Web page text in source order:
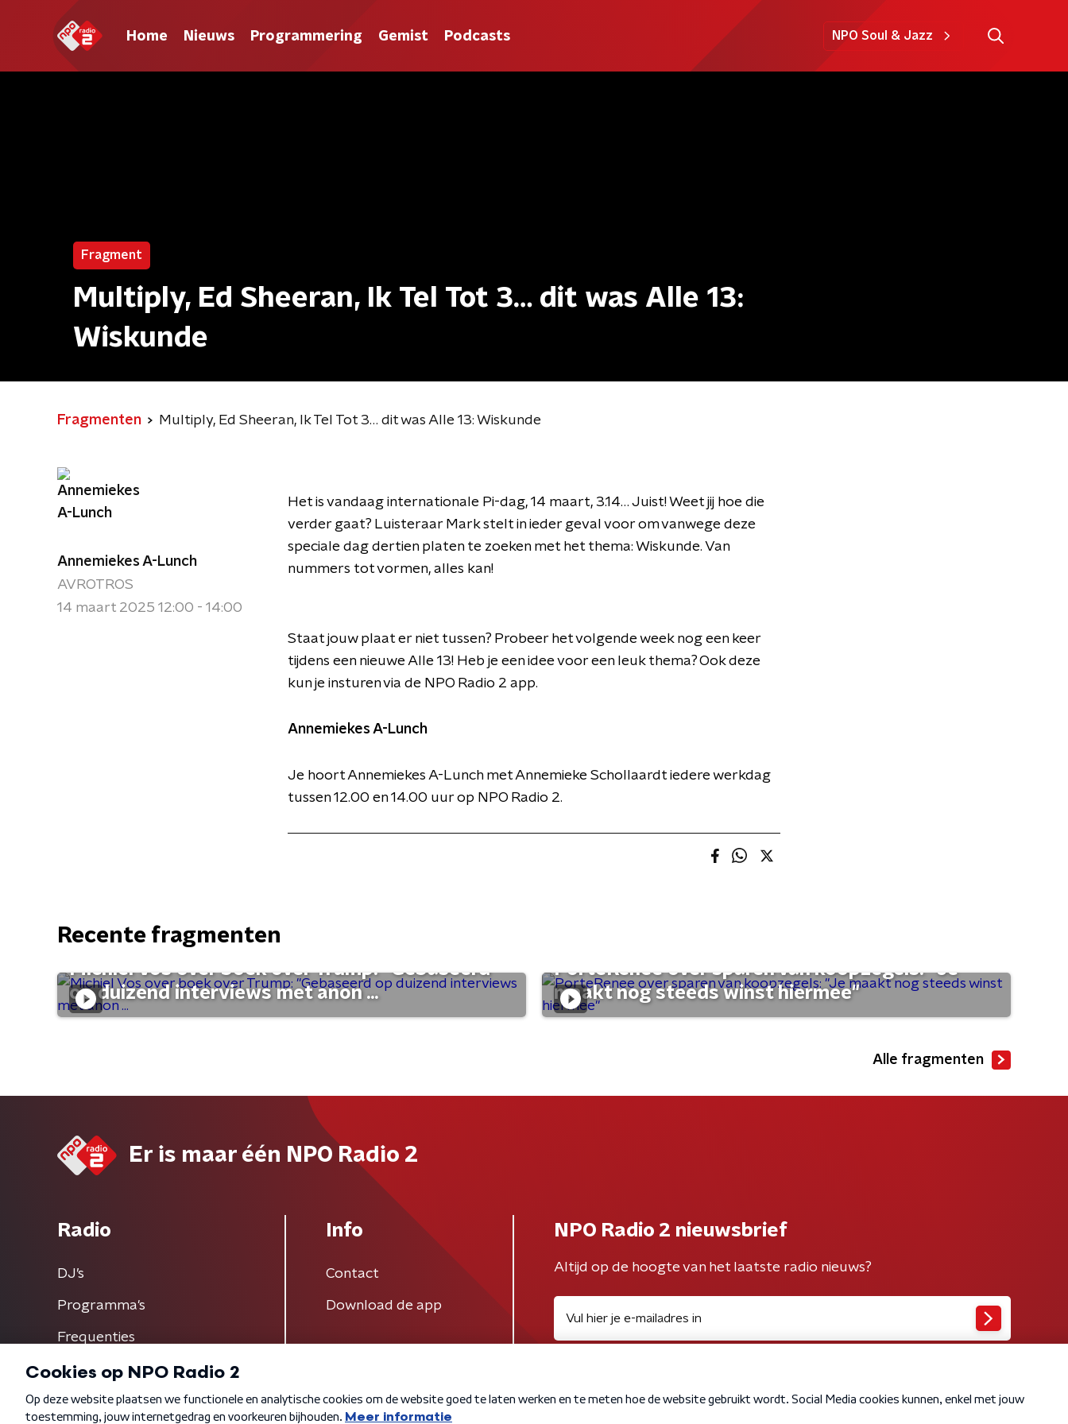
Home Nieuws Programmering Gemist Podcasts NPO Soul & Jazz
Fragment
Multiply, Ed Sheeran, Ik Tel Tot 3… dit was Alle 13:
Wiskunde
Fragmenten Multiply, Ed Sheeran, Ik Tel Tot 3… dit was Alle 13: Wiskunde
Annemiekes A-Lunch
AVROTROS
14 maart 2025 12:00 - 14:00
Het is vandaag internationale Pi-dag, 14 maart, 3.14… Juist! Weet jij hoe die
verder gaat? Luisteraar Mark stelt in ieder geval voor om vanwege deze
speciale dag dertien platen te zoeken met het thema: Wiskunde. Van
nummers tot vormen, alles kan!
Staat jouw plaat er niet tussen? Probeer het volgende week nog een keer
tijdens een nieuwe Alle 13! Heb je een idee voor een leuk thema? Ook deze
kun je insturen via de NPO Radio 2 app.
Annemiekes A-Lunch
Je hoort Annemiekes A-Lunch met Annemieke Schollaardt iedere werkdag
tussen 12.00 en 14.00 uur op NPO Radio 2.
Recente fragmenten
Michiel Vos over boek over Trump: "Gebaseerd
op duizend interviews met anon ...
PorteRenee over sparen van koopzegels: "Je
maakt nog steeds winst hiermee"
Alle fragmenten
Er is maar één NPO Radio 2
Radio
DJ’s
Programma's
Frequenties
Info
Contact
Download de app
NPO Radio 2 nieuwsbrief
Altijd op de hoogte van het laatste radio nieuws?